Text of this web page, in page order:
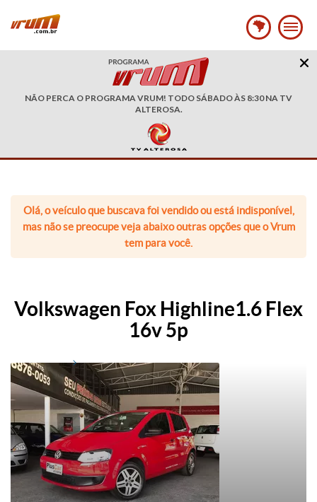
NÃO PERCA O PROGRAMA VRUM! TODO SÁBADO ÀS 8:30 NA TV
ALTEROSA.
Olá, o veículo que buscava foi vendido ou está indisponível,
mas não se preocupe veja abaixo outras opções que o Vrum
tem para você.
Volkswagen Fox Highline1.6 Flex
16v 5p